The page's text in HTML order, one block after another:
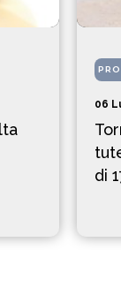
06
di